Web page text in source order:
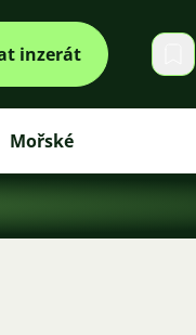
inzerát
Mořské